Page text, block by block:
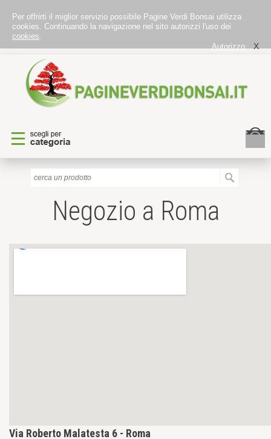
Per offrirti il miglior servizio possibile Pagine Verdi Bonsai utilizza
cookies. Continuando la navigazione nel sito autorizzi l'uso dei
cookies.
Autorizzo
X
Negozio a Roma
Via Roberto Malatesta 6 - Roma